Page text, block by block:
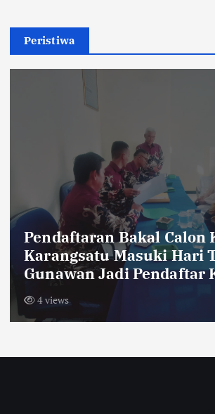
Peristiwa
Dua Orang Pendaki
Gunung Piramid,
Meninggal
7 views